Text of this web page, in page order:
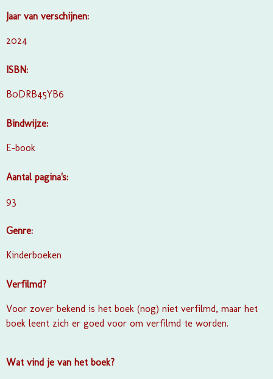
Jaar van verschijnen:
2024
ISBN:
B0DRB45YB6
Bindwijze:
E-book
Aantal pagina's:
93
Genre:
Kinderboeken
Verfilmd?
Voor zover bekend is het boek (nog) niet verfilmd, maar het
boek leent zich er goed voor om verfilmd te worden.
Wat vind je van het boek?